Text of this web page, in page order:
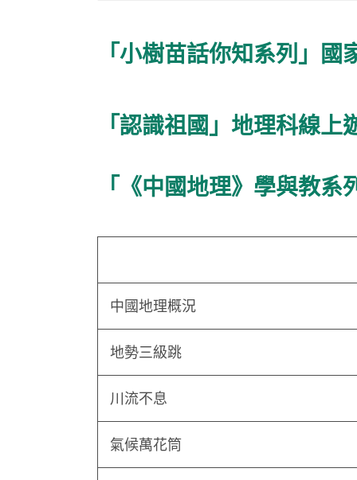
「小樹苗話你知系列」
「認識祖國
「《中國地理》學與教系
中國地理概況
地勢三級跳
川流不息
氣候萬花筒